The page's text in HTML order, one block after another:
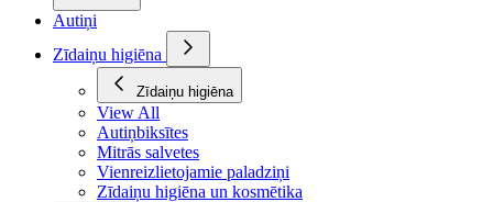
Autiņi
Zīdaiņu higiēna
Zīdaiņu higiēna
View All
Autiņbiksītes
Mitrās salvetes
Vienreizlietojamie paladziņi
Zīdaiņu higiēna un kosmētika